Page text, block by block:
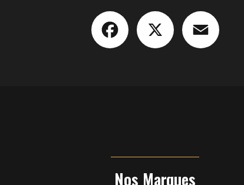
Facebook
Nos Marques